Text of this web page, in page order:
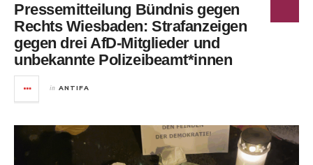
Pressemitteilung Bündnis gegen
Rechts Wiesbaden: Strafanzeigen
gegen drei AfD-Mitglieder und
unbekannte Polizeibeamt*innen
in ANTIFA